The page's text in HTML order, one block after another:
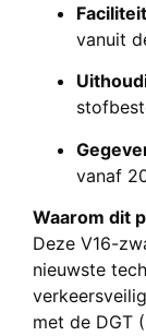
vanuit
vanaf
Waarom dit
Deze V16-
nieuwste
met de DGT